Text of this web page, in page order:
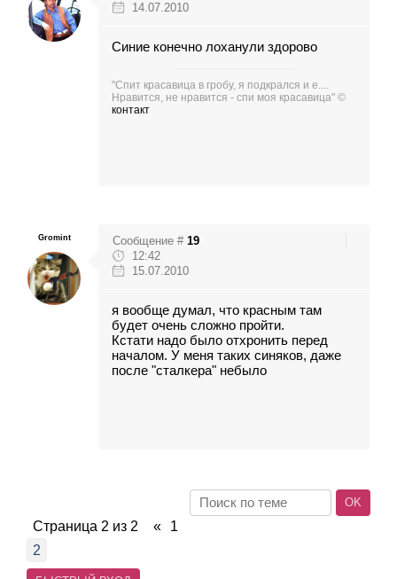
14.07.2010
Синие конечно лоханули здорово
"Спит красавица в гробу, я подкрался и е....
Нравится, не нравится - спи моя красавица" ©
контакт
Gromint Сообщение # 19
12:42
15.07.2010
я вообще думал, что красным там
будет очень сложно пройти.
Кстати надо было отхронить перед
началом. У меня таких синяков, даже
после "сталкера" небыло
Страница 2 из 2 «
1
2